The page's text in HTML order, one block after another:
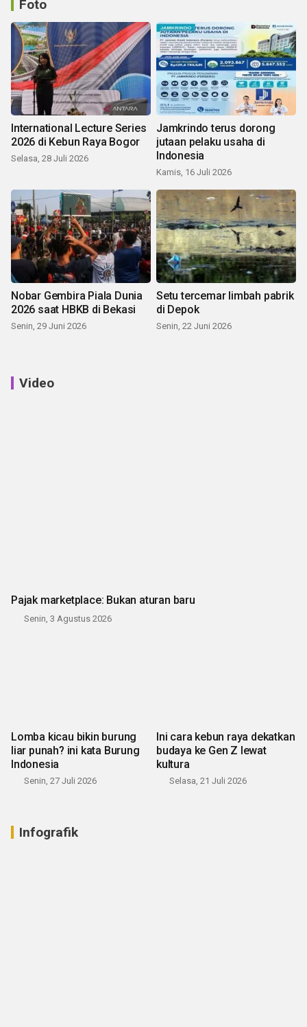
Foto
International Lecture Series
2026 di Kebun Raya Bogor
Selasa, 28 Juli 2026
Jamkrindo terus dorong
jutaan pelaku usaha di
Indonesia
Kamis, 16 Juli 2026
Nobar Gembira Piala Dunia
2026 saat HBKB di Bekasi
Senin, 29 Juni 2026
Setu tercemar limbah pabrik
di Depok
Senin, 22 Juni 2026
Video
Pajak marketplace: Bukan aturan baru
Senin, 3 Agustus 2026
Lomba kicau bikin burung
liar punah? ini kata Burung
Indonesia
Senin, 27 Juli 2026
Ini cara kebun raya dekatkan
budaya ke Gen Z lewat
kultura
Selasa, 21 Juli 2026
Infografik